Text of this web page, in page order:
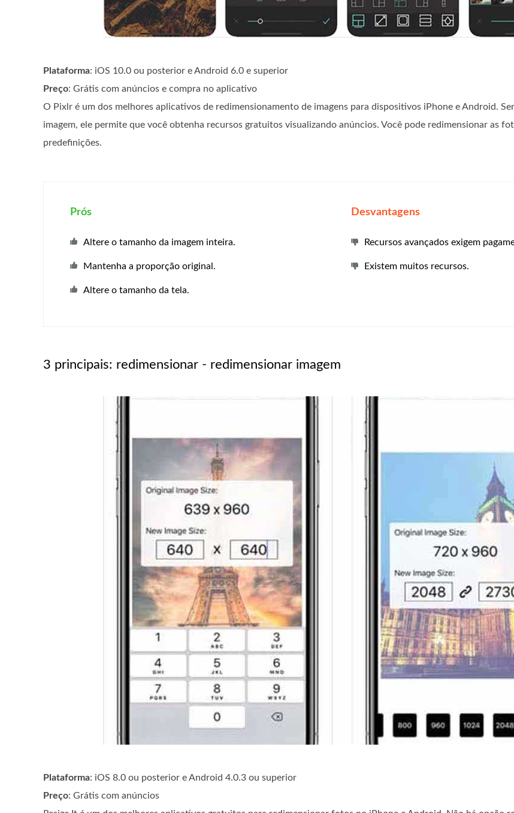
Plataforma: iOS 10.0 ou posterior e Android 6.0 e superior
Preço: Grátis com anúncios e compra no aplicativo
O Pixlr é um dos melhores aplicativos de redimensionamento de imagens para dispositivos iPhone e Android.
imagem, ele permite que você obtenha recursos gratuitos visualizando anúncios. Você pode redimensionar as
predefinições.
Prós
Altere o tamanho da imagem inteira.
Mantenha a proporção original.
Altere o tamanho da tela.
Desvantagens
Recursos avançados exigem
Existem muitos recursos.
3 principais: redimensionar - redimensionar imagem
Plataforma: iOS 8.0 ou posterior e Android 4.0.3 ou superior
Preço: Grátis com anúncios